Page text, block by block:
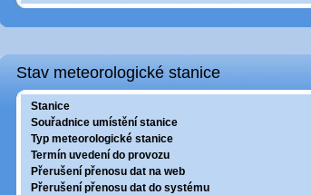
Stav meteorologické stanice
Stanice
Souřadnice umístění stanice
Typ meteorologické stanice
Termín uvedení do provozu
Přerušení přenosu dat na web
Přerušení přenosu dat do systému